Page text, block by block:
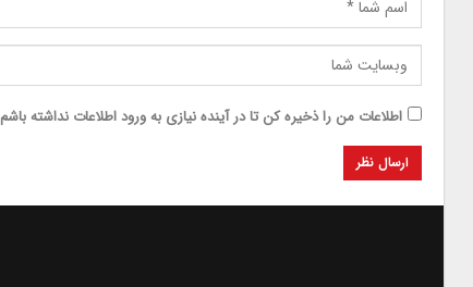
اطلاعات من را ذخیره کن تا در آینده نیازی به ورود اطلاعات نداشته باشم